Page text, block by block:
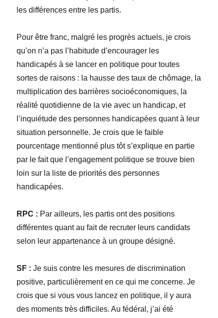
les différences entre les partis.
Pour être franc, malgré les progrès actuels, je crois
qu’on n’a pas l’habitude d’encourager les
handicapés à se lancer en politique pour toutes
sortes de raisons : la hausse des taux de chômage, la
multiplication des barrières socioéconomiques, la
réalité quotidienne de la vie avec un handicap, et
l’inquiétude des personnes handicapées quant à leur
situation personnelle. Je crois que le faible
pourcentage mentionné plus tôt s’explique en partie
par le fait que l’engagement politique se trouve bien
loin sur la liste de priorités des personnes
handicapées.
RPC : Par ailleurs, les partis ont des positions
différentes quant au fait de recruter leurs candidats
selon leur appartenance à un groupe désigné.
SF : Je suis contre les mesures de discrimination
positive, particulièrement en ce qui me concerne. Je
crois que si vous vous lancez en politique, il y aura
des moments très difficiles. Au fédéral, j’ai été